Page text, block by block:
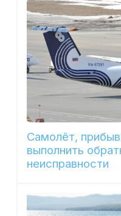
Самолёт,
выполнить
неисправности